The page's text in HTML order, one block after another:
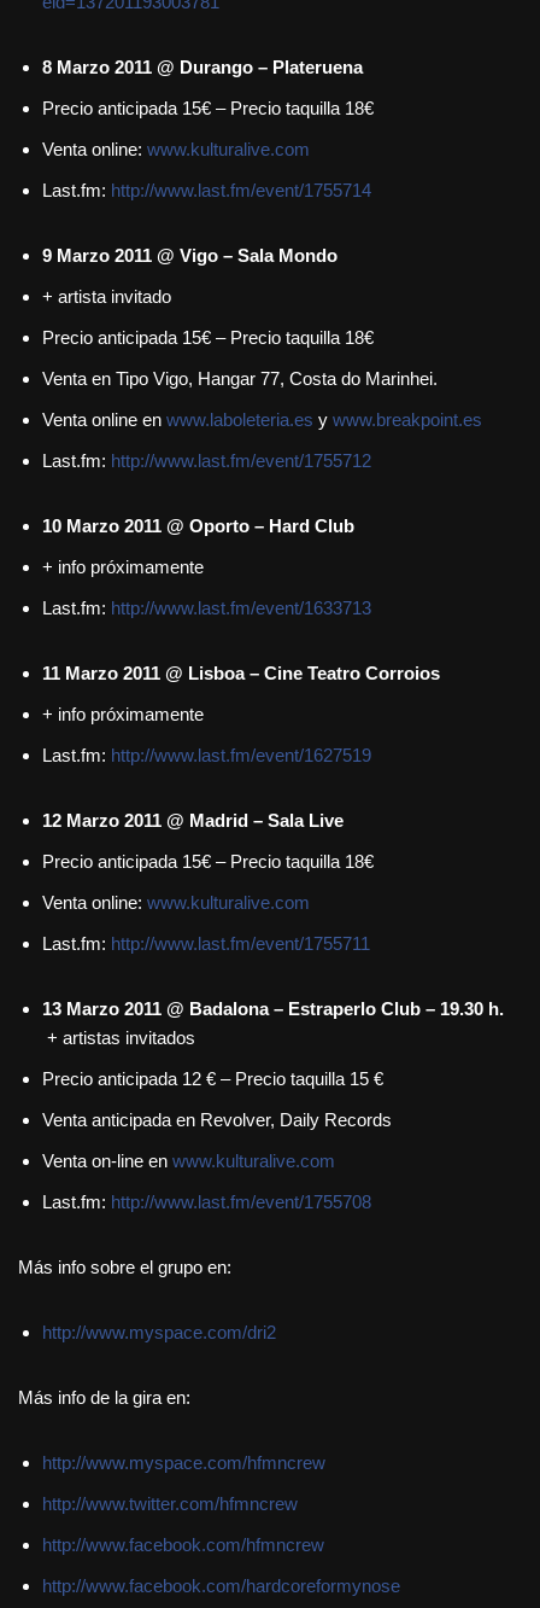
8 Marzo 2011 @ Durango – Plateruena
Precio anticipada 15€ – Precio taquilla 18€
Venta online: www.kulturalive.com
Last.fm: http://www.last.fm/event/1755714
9 Marzo 2011 @ Vigo – Sala Mondo
+ artista invitado
Precio anticipada 15€ – Precio taquilla 18€
Venta en Tipo Vigo, Hangar 77, Costa do Marinhei.
Venta online en www.laboleteria.es y www.breakpoint.es
Last.fm: http://www.last.fm/event/1755712
10 Marzo 2011 @ Oporto – Hard Club
+ info próximamente
Last.fm: http://www.last.fm/event/1633713
11 Marzo 2011 @ Lisboa – Cine Teatro Corroios
+ info próximamente
Last.fm: http://www.last.fm/event/1627519
12 Marzo 2011 @ Madrid – Sala Live
Precio anticipada 15€ – Precio taquilla 18€
Venta online: www.kulturalive.com
Last.fm: http://www.last.fm/event/1755711
13 Marzo 2011 @ Badalona – Estraperlo Club – 19.30 h.
+ artistas invitados
Precio anticipada 12 € – Precio taquilla 15 €
Venta anticipada en Revolver, Daily Records
Venta on-line en www.kulturalive.com
Last.fm: http://www.last.fm/event/1755708
Más info sobre el grupo en:
http://www.myspace.com/dri2
Más info de la gira en:
http://www.myspace.com/hfmncrew
http://www.twitter.com/hfmncrew
http://www.facebook.com/hfmncrew
http://www.facebook.com/hardcoreformynose